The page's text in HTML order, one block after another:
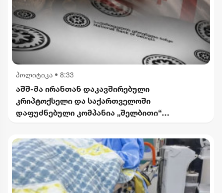
პოლიტიკა • 8:33
აშშ-მა ირანთან დაკავშირებული
კრიპტოქსელი და საქართველოში
დაფუძნებული კომპანია „შელბითი“